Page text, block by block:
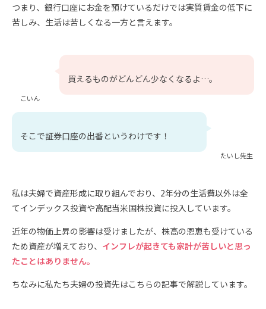
つまり、銀行口座にお金を預けているだけでは実質賃金の低下に
苦しみ、生活は苦しくなる一方と言えます。
こいん
買えるものがどんどん少なくなるよ…。
たいし先生
そこで証券口座の出番というわけです！
私は夫婦で資産形成に取り組んでおり、2年分の生活費以外は全
てインデックス投資や高配当米国株投資に投入しています。
近年の物価上昇の影響は受けましたが、株高の恩恵も受けている
ため資産が増えており、 インフレが起きても家計が苦しいと思っ
たことはありません。
ちなみに私たち夫婦の投資先はこちらの記事で解説しています。